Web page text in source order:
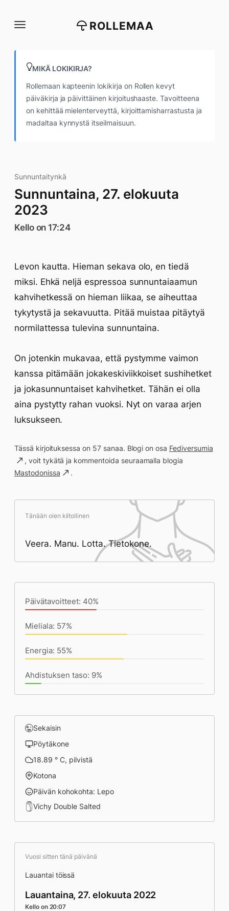
suoraan
ROLLEMAA
MIKÄ LOKIKIRJA?
Rollemaan kapteenin lokikirja on Rollen kevyt
päiväkirja ja päivittäinen kirjoitushaaste. Tavoitteena
on kehittää mielenterveyttä, kirjoittamisharrastusta ja
madaltaa kynnystä itseilmaisuun.
Sunnuntaitynkä
Sunnuntaina, 27. elokuuta
2023
Kello on 17:24
Levon kautta. Hieman sekava olo, en tiedä
miksi. Ehkä neljä espressoa sunnuntaiaamun
kahvihetkessä on hieman liikaa, se aiheuttaa
tykytystä ja sekavuutta. Pitää muistaa pitäytyä
normilattessa tulevina sunnuntaina.
On jotenkin mukavaa, että pystymme vaimon
kanssa pitämään jokakeskiviikkoiset sushihetket
ja jokasunnuntaiset kahvihetket. Tähän ei olla
aina pystytty rahan vuoksi. Nyt on varaa arjen
luksukseen.
Tässä kirjoituksessa on 57 sanaa. Blogi on osa Fediversumia
, voit tykätä ja kommentoida seuraamalla blogia
Mastodonissa
.
Tänään olen kiitollinen
Veera. Manu. Lotta. Tietokone.
Päivätavoitteet: 40%
Mieliala: 57%
Energia: 55%
Ahdistuksen taso: 9%
Sekaisin
Pöytäkone
18.89 ° C, pilvistä
Kotona
Päivän kohokohta: Lepo
Vichy Double Salted
Vuosi sitten tänä päivänä
Lauantai töissä
Lauantaina, 27. elokuuta 2022
Kello on 20:07